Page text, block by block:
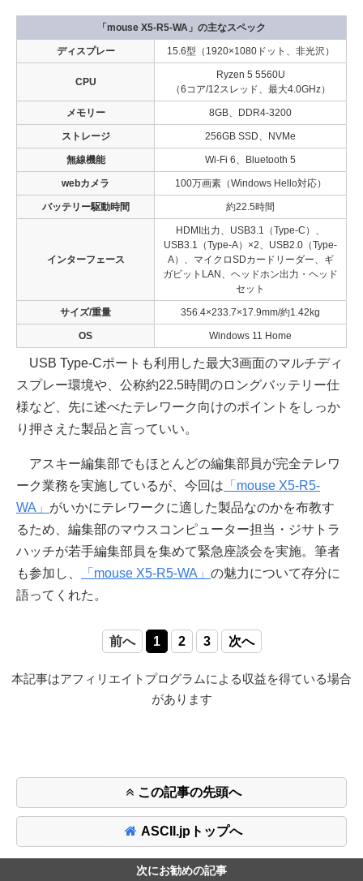
「mouse X5-R5-WA」の主なスペック
ディスプレー 15.6型（1920×1080ドット、非光沢）
CPU
Ryzen 5 5560U
（6コア/12スレッド、最大4.0GHz）
メモリー 8GB、DDR4-3200
ストレージ 256GB SSD、NVMe
無線機能 Wi-Fi 6、Bluetooth 5
webカメラ 100万画素（Windows Hello対応）
バッテリー駆動時間 約22.5時間
インターフェース
HDMI出力、USB3.1（Type-C）、
USB3.1（Type-A）×2、USB2.0（Type-
A）、マイクロSDカードリーダー、ギ
ガビットLAN、ヘッドホン出力・ヘッド
セット
サイズ/重量 356.4×233.7×17.9mm/約1.42kg
OS Windows 11 Home
USB Type-Cポートも利用した最大3画面のマルチディ
スプレー環境や、公称約22.5時間のロングバッテリー仕
様など、先に述べたテレワーク向けのポイントをしっか
り押さえた製品と言っていい。
アスキー編集部でもほとんどの編集部員が完全テレワ
ーク業務を実施しているが、今回は 「mouse X5-R5-
WA」 がいかにテレワークに適した製品なのかを布教す
るため、編集部のマウスコンピューター担当・ジサトラ
ハッチが若手編集部員を集めて緊急座談会を実施。筆者
も参加し、
「mouse X5-R5-WA」 の魅力について存分に
語ってくれた。
前へ 1 2 3 次へ
本記事はアフィリエイトプログラムによる収益を得ている場合
があります
この記事の先頭へ
ASCII.jpトップへ
次にお勧めの記事